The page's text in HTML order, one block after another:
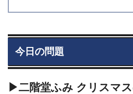
今日の問題
▶二階堂ふみ クリスマ